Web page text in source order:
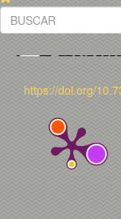
https://doi.org/